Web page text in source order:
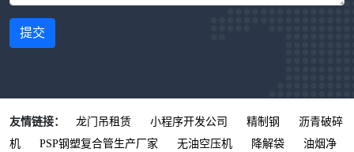
提交
友情链接： 龙门吊租赁 小程序开发公司 精制钢
沥青破碎
机
PSP钢塑复合管生产厂家 无油空压机 降解袋 油烟净